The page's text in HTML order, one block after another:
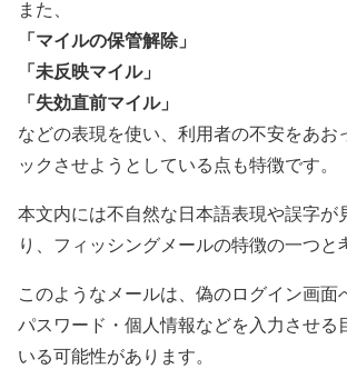
また、
「マイルの保管解除」
「未反映マイル」
「失効直前マイル」
などの表現を使い、利用者の不安をあお
ックさせようとしている点も特徴です。
本文内には不自然な日本語表現や誤字が
り、フィッシングメールの特徴の一つと
このようなメールは、偽のログイン画面
パスワード・個人情報などを入力させる
いる可能性があります。